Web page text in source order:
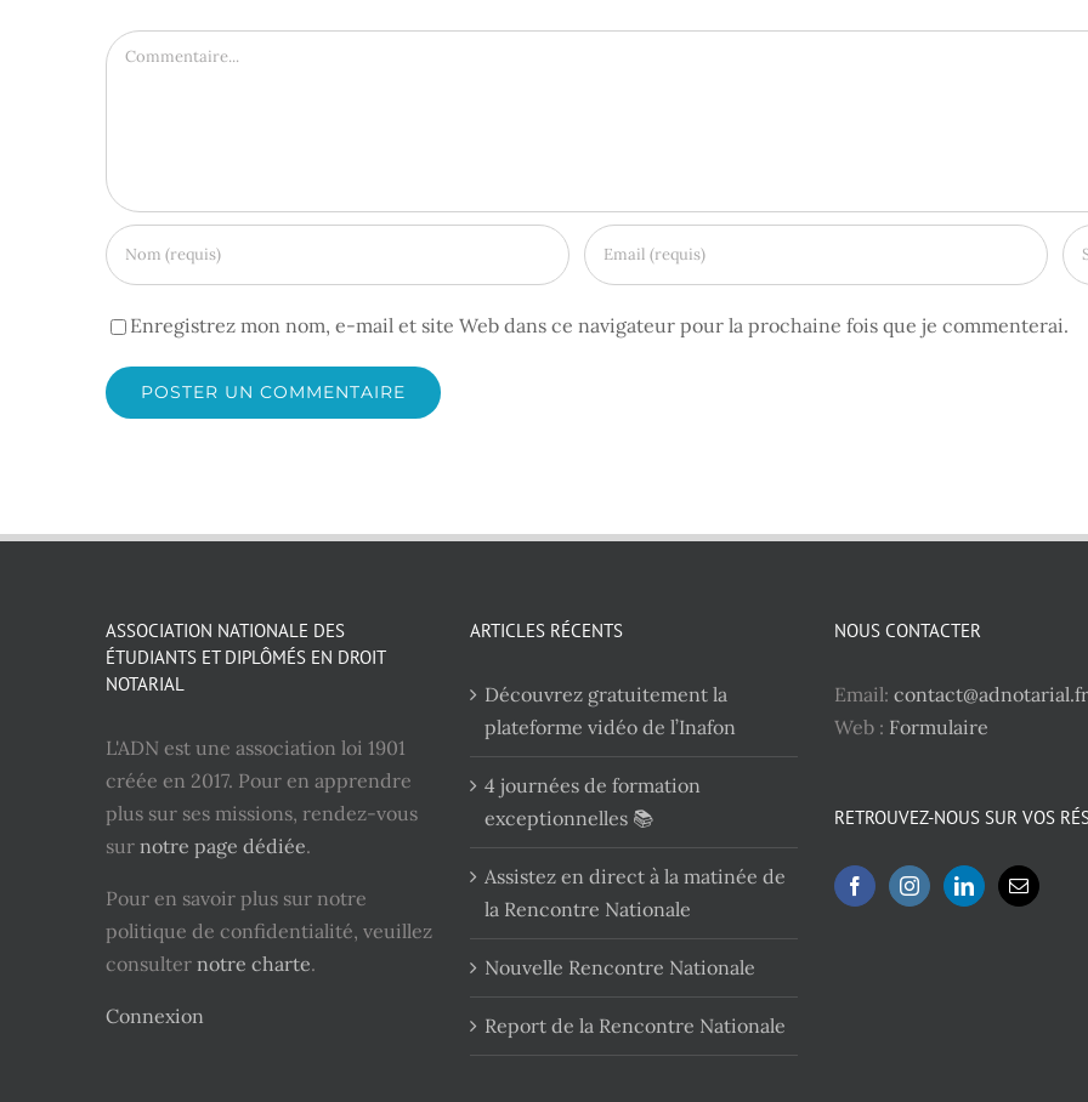
Commentaire
Enregistrez mon nom, e-mail et site Web dans ce navigateur pour la prochaine fois que je commenterai.
ASSOCIATION NATIONALE DES
ÉTUDIANTS ET DIPLÔMÉS EN DROIT
NOTARIAL
L'ADN est une association loi 1901
créée en 2017. Pour en apprendre
plus sur ses missions, rendez-vous
sur notre page dédiée.
Pour en savoir plus sur notre
politique de confidentialité, veuillez
consulter notre charte.
Connexion
ARTICLES RÉCENTS
Découvrez gratuitement la
plateforme vidéo de l’Inafon
4 journées de formation
exceptionnelles 📚
Assistez en direct à la matinée de
la Rencontre Nationale
Nouvelle Rencontre Nationale
Report de la Rencontre Nationale
NOUS CONTACTER
Email: contact@adnotarial.fr
Web : Formulaire
RETROUVEZ-NOUS SUR VOS